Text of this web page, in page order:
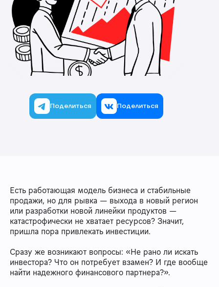
Поделиться Поделиться
Есть работающая модель бизнеса и стабильные
продажи, но для рывка — выхода в новый регион
или разработки новой линейки продуктов —
катастрофически не хватает ресурсов? Значит,
пришла пора привлекать инвестиции.
Сразу же возникают вопросы: «Не рано ли искать
инвестора? Что он потребует взамен? И где вообще
найти надежного финансового партнера?».